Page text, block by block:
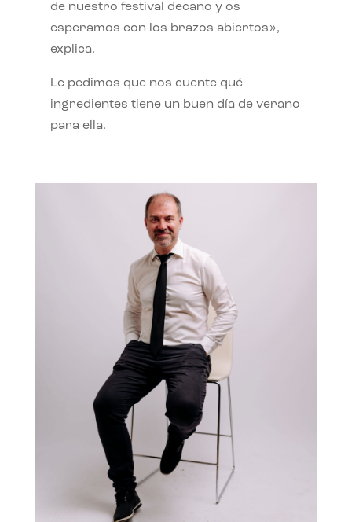
de nuestro festival decano y os
esperamos con los brazos abiertos»,
explica.
Le pedimos que nos cuente qué
ingredientes tiene un buen día de verano
para ella.